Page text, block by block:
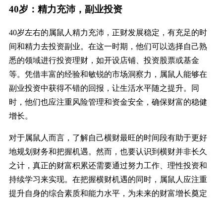
40岁：精力充沛，副业投资
40岁左右的属鼠人精力充沛，正财发展稳定，有充足的时
间和精力去投资副业。在这一时期，他们可以选择自己熟
悉的领域进行投资理财，如开设店铺、投资股票或基金
等。凭借丰富的经验和敏锐的市场洞察力，属鼠人能够在
副业投资中获得不错的回报，让生活水平随之提升。同
时，他们也应注重风险管理和资金安全，确保财富的稳健
增长。
对于属鼠人而言，了解自己横财最旺的时间段有助于更好
地规划财务和把握机遇。然而，也要认识到横财并非长久
之计，真正的财富积累还需要通过努力工作、理性投资和
持续学习来实现。在把握横财机遇的同时，属鼠人应注重
提升自身的综合素质和能力水平，为未来的财富增长奠定